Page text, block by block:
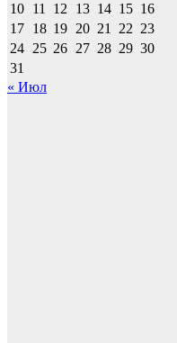
10 11 12 13 14 15 16
17 18 19 20 21 22 23
24 25 26 27 28 29 30
31
« Июл